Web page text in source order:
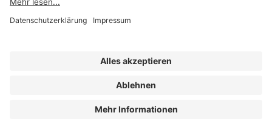
Datenschutz
AGB und Lizenzbedingungen
Erklärung zur Barrierefreiheit
A FORUM MEDIA GROUP COMPANY